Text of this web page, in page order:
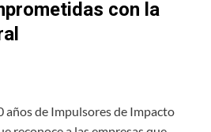
con la
años de Impulsores de Impacto